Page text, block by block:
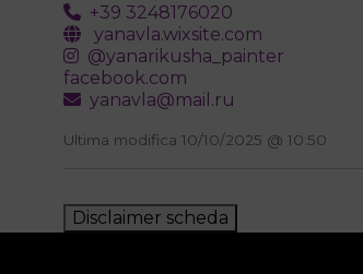
+39 3248176020
yanavla.wixsite.com
@yanarikusha_painter
facebook.com
yanavla@mail.ru
Ultima modifica 10/10/2025 @ 10:50
Disclaimer scheda